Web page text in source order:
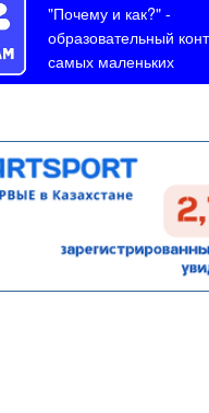
"Почему и как?"-
образовательный
самых маленьких